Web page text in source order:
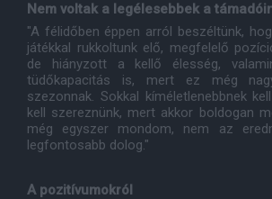
Nem voltak a legélesebbek a
"A félidőben éppen arról beszéltünk,
játékkal rukkoltunk elő, megfelelő
de hiányzott a kellő élesség,
tüdőkapacitás is, mert ez még
szezonnak. Sokkal kíméletlenebbnek
kell szereznünk, mert akkor boldogan
még egyszer mondom, nem az
legfontosabb dolog."
A pozitívumokról